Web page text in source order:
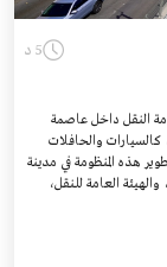
5 د
النقل داخل عاصمة
كالسيارات والحافلات
هذه المنظومة في مدينة
العامة للنقل،